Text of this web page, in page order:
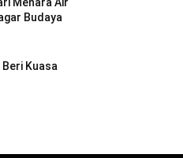
Budaya
Kuasa